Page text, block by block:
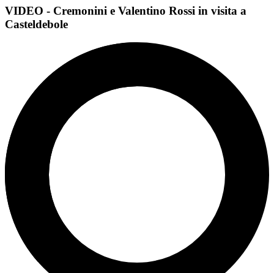
VIDEO - Cremonini e Valentino Rossi in visita a
Casteldebole